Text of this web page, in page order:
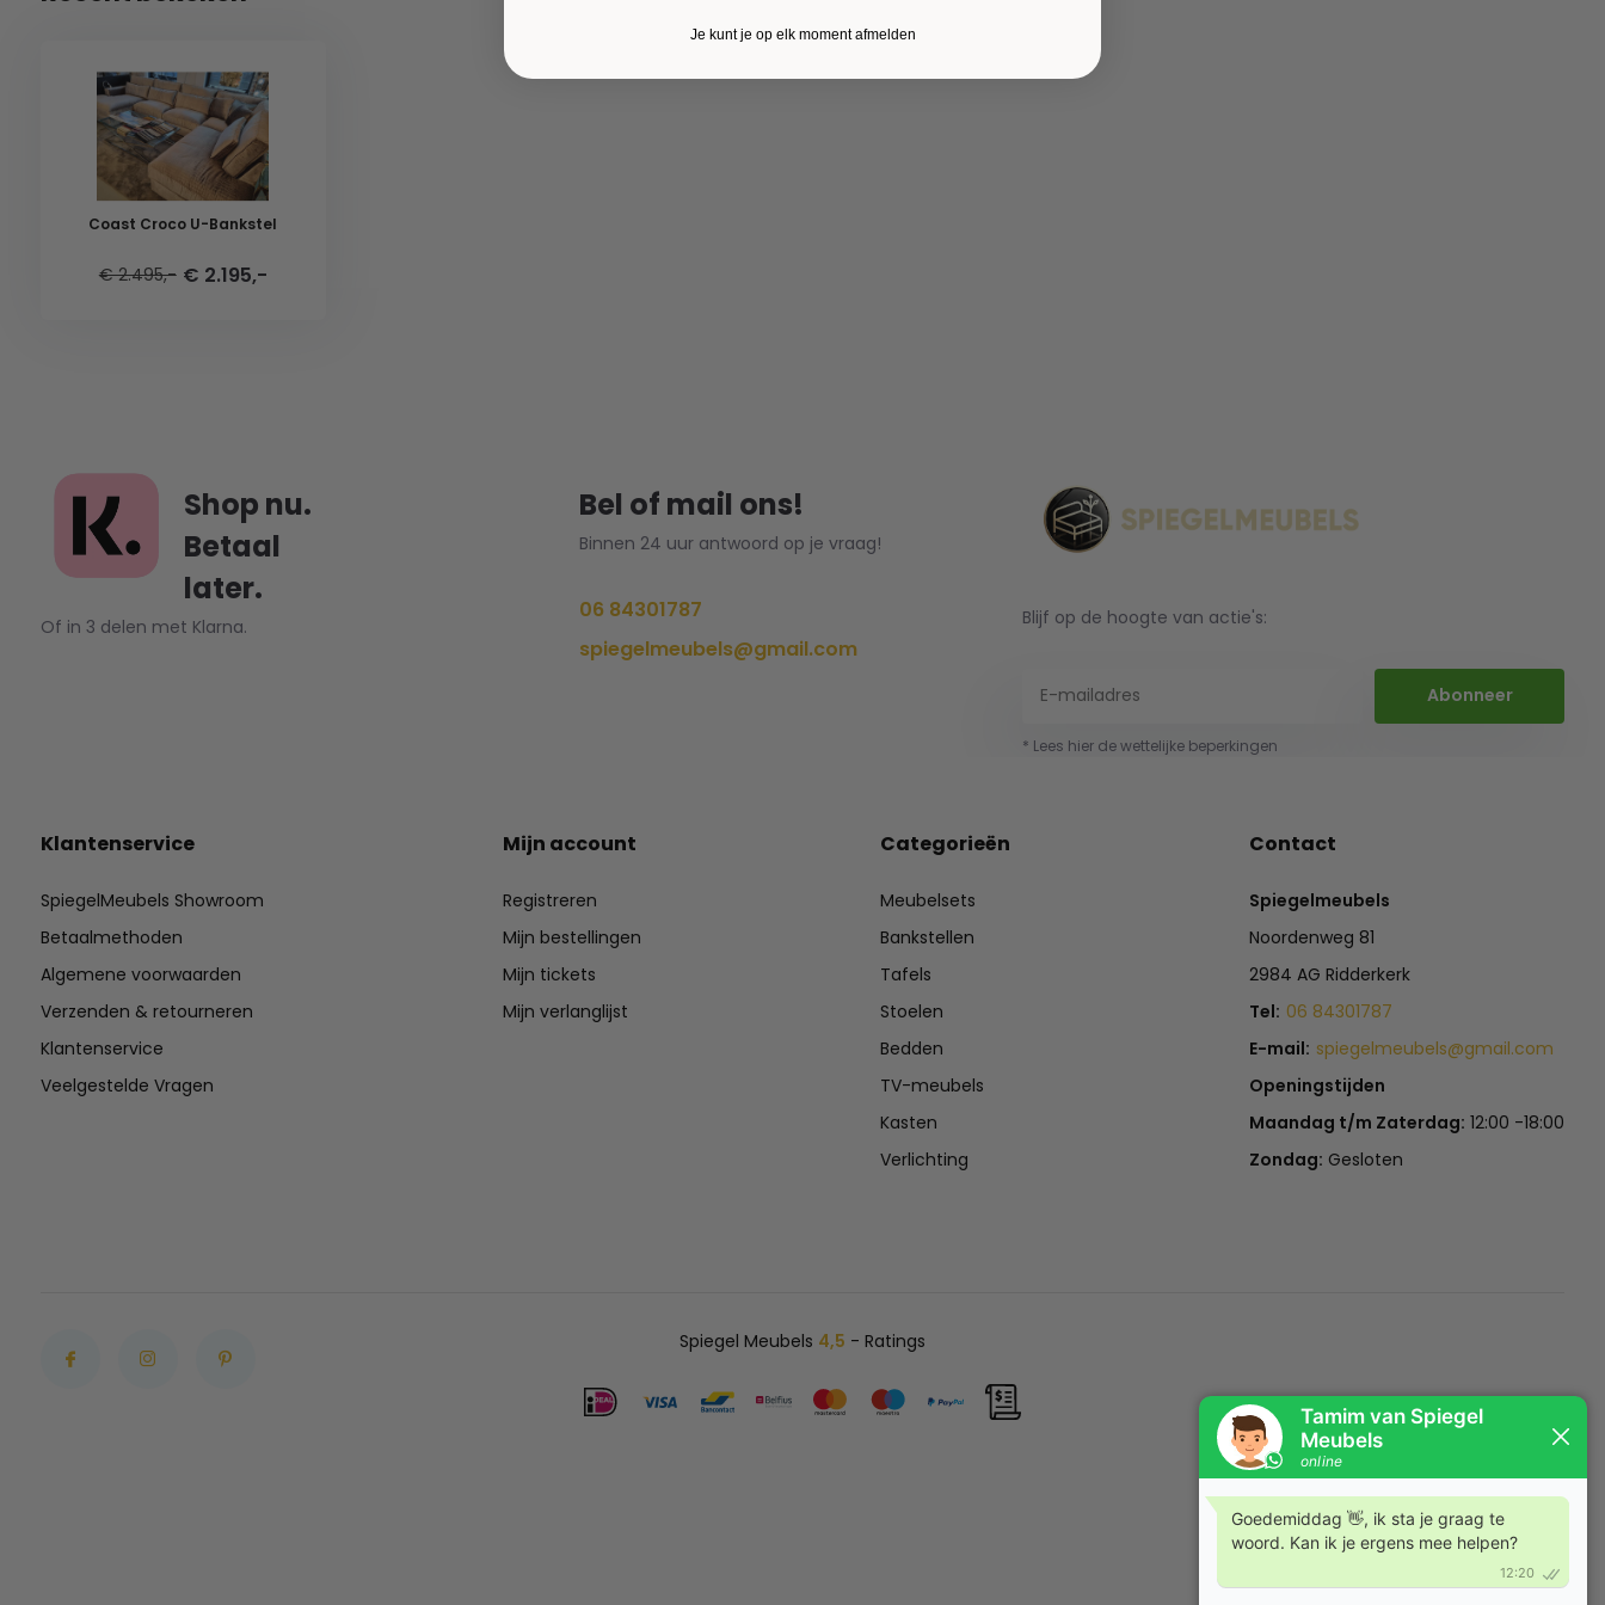
Coast Croco U-Bankstel
€ 2.495,- € 2.195,-
Shop nu.
Betaal
later.
Of in 3 delen met Klarna.
Bel of mail ons!
Binnen 24 uur antwoord op je vraag!
06 84301787
spiegelmeubels@gmail.com
Blijf op de hoogte van actie's:
Abonneer
* Lees hier de wettelijke beperkingen
Klantenservice
SpiegelMeubels Showroom
Betaalmethoden
Algemene voorwaarden
Verzenden & retourneren
Klantenservice
Veelgestelde Vragen
Mijn account
Registreren
Mijn bestellingen
Mijn tickets
Mijn verlanglijst
Categorieën
Meubelsets
Bankstellen
Tafels
Stoelen
Bedden
TV-meubels
Kasten
Verlichting
Contact
Spiegelmeubels
Noordenweg 81
2984 AG Ridderkerk
Tel: 06 84301787
E-mail: spiegelmeubels@gmail.com
Openingstijden
Maandag t/m Zaterdag: 12:00 -18:00
Zondag: Gesloten
Spiegel Meubels 4,5 - Ratings
Je kunt je op elk moment afmelden